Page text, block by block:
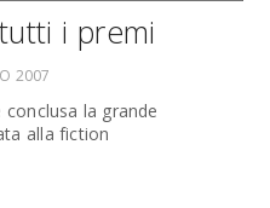
i premi
2007
la grande
alla fiction